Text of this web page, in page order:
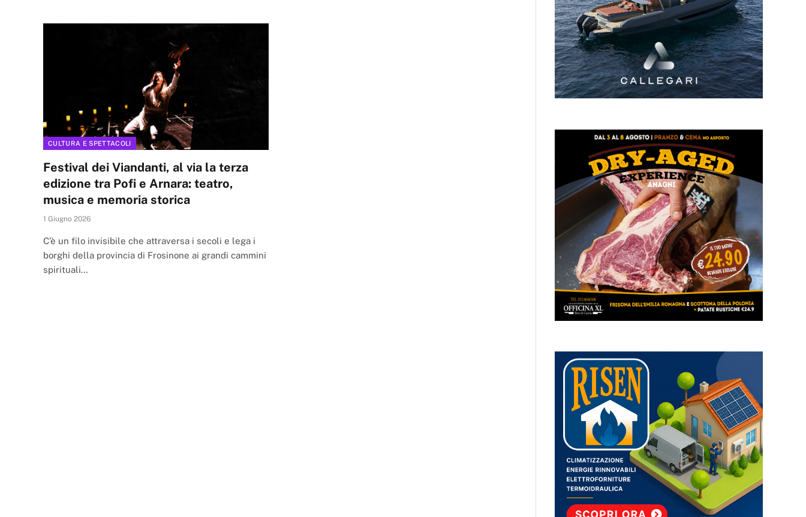
CULTURA E SPETTACOLI
Festival dei Viandanti, al via la terza
edizione tra Pofi e Arnara: teatro,
musica e memoria storica
1 Giugno 2026
C’è un filo invisibile che attraversa i secoli e lega i
borghi della provincia di Frosinone ai grandi cammini
spirituali…